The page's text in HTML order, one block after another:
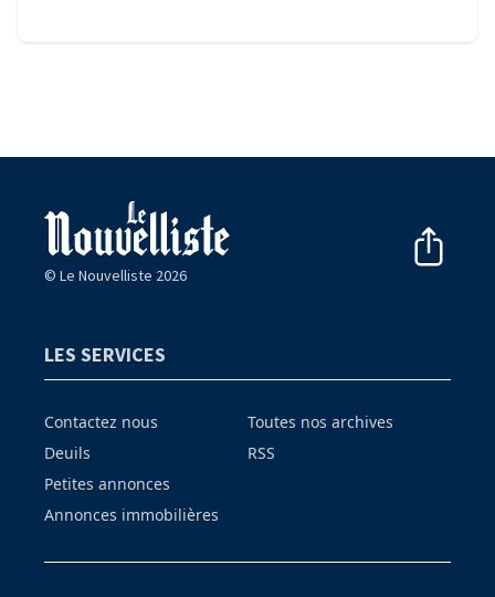
© Le Nouvelliste 2026
LES SERVICES
Contactez nous
Deuils
Petites annonces
Annonces immobilières
Toutes nos archives
RSS